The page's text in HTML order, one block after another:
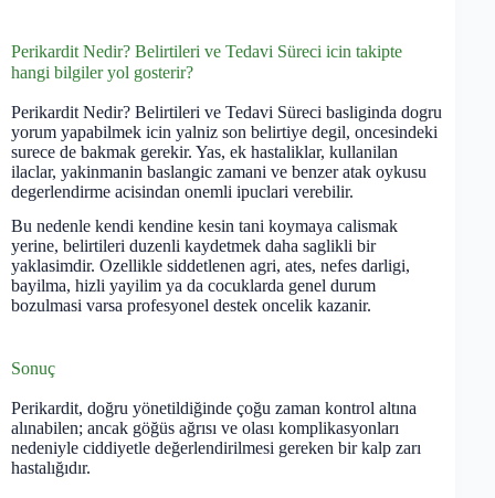
Perikardit Nedir? Belirtileri ve Tedavi Süreci icin takipte
hangi bilgiler yol gosterir?
Perikardit Nedir? Belirtileri ve Tedavi Süreci basliginda dogru
yorum yapabilmek icin yalniz son belirtiye degil, oncesindeki
surece de bakmak gerekir. Yas, ek hastaliklar, kullanilan
ilaclar, yakinmanin baslangic zamani ve benzer atak oykusu
degerlendirme acisindan onemli ipuclari verebilir.
Bu nedenle kendi kendine kesin tani koymaya calismak
yerine, belirtileri duzenli kaydetmek daha saglikli bir
yaklasimdir. Ozellikle siddetlenen agri, ates, nefes darligi,
bayilma, hizli yayilim ya da cocuklarda genel durum
bozulmasi varsa profesyonel destek oncelik kazanir.
Sonuç
Perikardit, doğru yönetildiğinde çoğu zaman kontrol altına
alınabilen; ancak göğüs ağrısı ve olası komplikasyonları
nedeniyle ciddiyetle değerlendirilmesi gereken bir kalp zarı
hastalığıdır.